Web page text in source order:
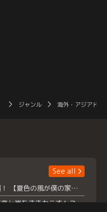
ジャンル 海外・アジアドラ
See all
浮所飛貴主演！ 【夏色の風が僕の家にやってきた】 本日よりテラサで独占配信スタート！
『夏色の雲が恋と嵐をまきおこす』スペシャルメイキング 【Part1】2026年７月18日（土）23時30分～配信スタート！話題のシーンの裏側を大公開！豪華キャスト大集合！ 『武宮家 真夏の家族会議』開催！